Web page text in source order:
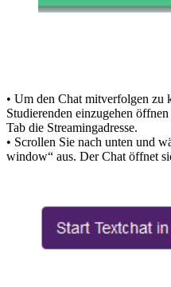
• Um den Chat mitverfolgen zu
Studierenden einzugehen
Tab die Streamingadresse.
• Scrollen Sie nach unten und
window“ aus. Der Chat öffnet